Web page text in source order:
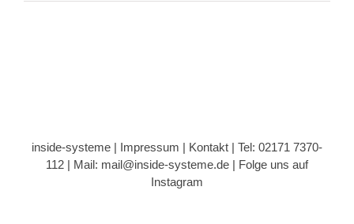
inside-systeme | Impressum | Kontakt | Tel: 02171 7370-
112 | Mail: mail@inside-systeme.de | Folge uns auf
Instagram